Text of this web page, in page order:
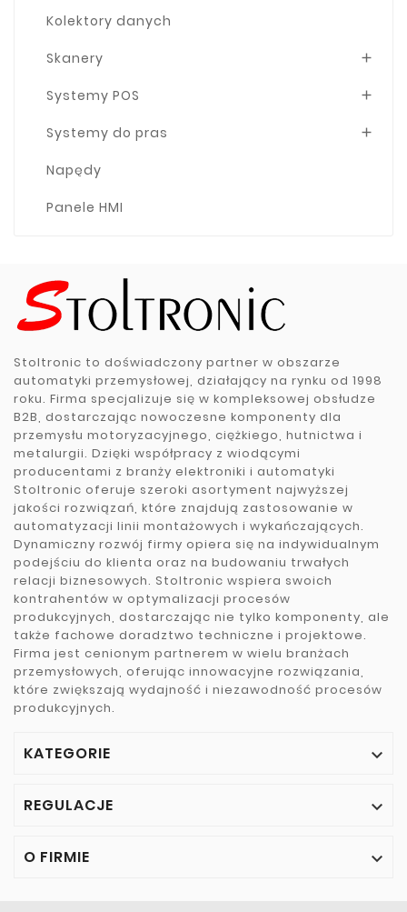
Kolektory danych
Skanery 
Systemy POS 
Systemy do pras 
Napędy
Panele HMI
Stoltronic to doświadczony partner w obszarze
automatyki przemysłowej, działający na rynku od 1998
roku. Firma specjalizuje się w kompleksowej obsłudze
B2B, dostarczając nowoczesne komponenty dla
przemysłu motoryzacyjnego, ciężkiego, hutnictwa i
metalurgii. Dzięki współpracy z wiodącymi
producentami z branży elektroniki i automatyki
Stoltronic oferuje szeroki asortyment najwyższej
jakości rozwiązań, które znajdują zastosowanie w
automatyzacji linii montażowych i wykańczających.
Dynamiczny rozwój firmy opiera się na indywidualnym
podejściu do klienta oraz na budowaniu trwałych
relacji biznesowych. Stoltronic wspiera swoich
kontrahentów w optymalizacji procesów
produkcyjnych, dostarczając nie tylko komponenty, ale
także fachowe doradztwo techniczne i projektowe.
Firma jest cenionym partnerem w wielu branżach
przemysłowych, oferując innowacyjne rozwiązania,
które zwiększają wydajność i niezawodność procesów
produkcyjnych.
KATEGORIE 
REGULACJE 
O FIRMIE 